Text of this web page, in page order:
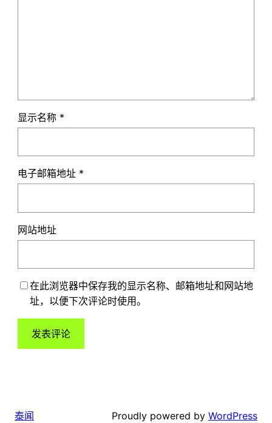
显示名称 *
电子邮箱地址 *
网站地址
在此浏览器中保存我的显示名称、邮箱地址和网站地
址，以便下次评论时使用。
泰闻 Proudly powered by WordPress